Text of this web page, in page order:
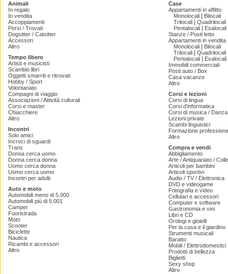
Animali
In regalo
In vendita
Accoppiamenti
Persi / Trovati
Dogsitter / Catsitter
Accessori
Altro
Tempo libero
Artisti e musicisti
Scambio libri
Oggetti smarriti e ritrovati
Hobby / Sport
Volontariato
Compagni di viaggio
Associazioni / Attività culturali
Corsi e master
Chiacchiere
Altro
Incontri
Solo amici
Incroci di sguardi
Trans
Donna cerca uomo
Donna cerca donna
Uomo cerca donna
Uomo cerca uomo
Incontri per adulti
Auto e moto
Automobili meno di 5.000
Automobili più di 5.001
Camper
Fuoristrada
Moto
Scooter
Biciclette
Nautica
Ricambi e accessori
Altro
Case
Appartamenti in affitto
Monolocali
Bilocali
Trilocali
Quadrilocali
Pentalocali
Esalocali
Stanze / Posti letto
Appartamenti in vendita
Monolocali
Bilocali
Trilocali
Quadrilocali
Pentalocali
Esalocali
Immobili commerciali
Posti auto / Box
Casa vacanze
Altro
Corsi e lezioni
Corsi di lingua
Corsi d'informatica
Corsi di musica /
Lezioni private
Scambi linguistici
Formazione
Altro
Compra e vendi
Abbigliamento
Arte / Antiquariato /
Articoli per bambini
Articoli sportivi
Audio / TV / Elettronica
DVD e videogame
Fotografia e video
Cellulari e accessori
Computer e software
Gastronomia e vini
Libri e CD
Orologi e gioielli
Per la casa e il giardino
Strumenti musicali
Baratto
Mobili / Elettrodomestici
Prodotti di bellezza
Biglietti
Sexy shop
Altro